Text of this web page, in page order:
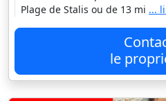
Plage de Stalis ou de 13 mi ...
le